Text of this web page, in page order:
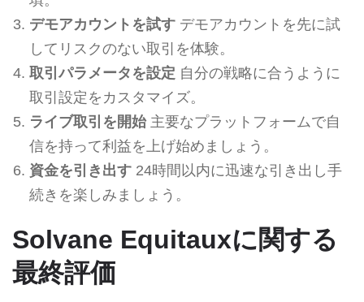
デモアカウントを試すデモアカウントを先に試
してリスクのない取引を体験。
取引パラメータを設定 自分の戦略に合うように
取引設定をカスタマイズ。
ライブ取引を開始主要なプラットフォームで自
信を持って利益を上げ始めましょう。
資金を引き出す24時間以内に迅速な引き出し手
続きを楽しみましょう。
Solvane Equitauxに関する
最終評価